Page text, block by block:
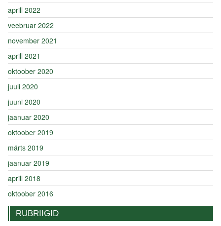
aprill 2022
veebruar 2022
november 2021
aprill 2021
oktoober 2020
juuli 2020
juuni 2020
jaanuar 2020
oktoober 2019
märts 2019
jaanuar 2019
aprill 2018
oktoober 2016
RUBRIIGID